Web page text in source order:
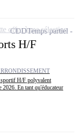
H/F
sportif H/F polyvalent
En tant qu'éducateur
CDDTemps partiel
offre à ma sélection